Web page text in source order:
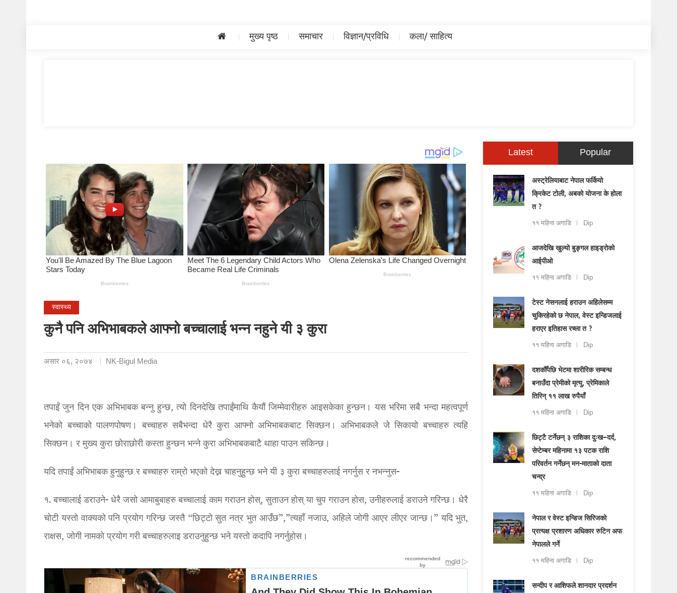
मुख्य पृष्ठ समाचार विज्ञान/प्रविधि कला/ साहित्य
स्वास्थ्य
कुनै पनि अभिभाबकले आफ्नो बच्चालाई भन्न नहुने यी ३ कुरा
असार ०६, २०७४ NK-Bigul Media
तपाईं जुन दिन एक अभिभाबक बन्नु हुन्छ, त्यो दिनदेखि तपाईंमाथि कैयौं जिम्मेवारीहरु आइसकेका हुन्छन। यस भरिमा सबै भन्दा महत्वपूर्ण
भनेको बच्चाको पालणपोषण। बच्चाहरु सबैभन्दा धेरै कुरा आफ्नो अभिभाबकबाट सिक्छन। अभिभाबकले जे सिकायो बच्चाहरु त्यहि
सिक्छन। र मुख्य कुरा छोराछोरी कस्ता हुन्छन भन्ने कुरा अभिभाबकबाटै थाहा पाउन सकिन्छ।
यदि तपाईं अभिभाबक हुनुहुन्छ र बच्चाहरु राम्रो भएको देख्न चाहनुहुन्छ भने यी ३ कुरा बच्चाहरुलाई नगर्नुस र नभन्नुस-
१. बच्चालाई डराउने- धेरै जसो आमाबुबाहरु बच्चालाई काम गराउन होस्, सुताउन होस् या चुप गराउन होस, उनीहरुलाई डराउने गरिन्छ। धेरै
चोटी यस्तो वाक्यको पनि प्रयोग गरिन्छ जस्तै “छिट्टो सुत नत्र भुत आउँछ”,”त्यहाँ नजाउ, अहिले जोगी आएर लीएर जान्छ।” यदि भुत,
राक्षस, जोगी नामको प्रयोग गरी बच्चाहरुलाइ डराउनुहुन्छ भने यस्तो कदापि नगर्नुहोस।
Latest Popular
अस्ट्रेलियाबाट नेपाल फर्कियो
क्रिकेट टोली, अबको योजना के होला
त ?
११ महिना अगाडि Dip
आजदेखि खुल्यो बुङ्गल हाइड्रोको
आईपीओ
११ महिना अगाडि Dip
टेस्ट नेसनलाई हराउन अहिलेसम्म
चुकिरहेको छ नेपाल, वेस्ट इन्डिजलाई
हराएर इतिहास रच्ला त ?
११ महिना अगाडि Dip
दशकौँपछि भेटमा शारीरिक सम्बन्ध
बनाउँदा प्रेमीको मृत्यु, प्रेमिकाले
तिरिन् ११ लाख रुपैयाँ
११ महिना अगाडि Dip
छिट्टै टर्नेछन् ३ राशिका दुःख–दर्द,
सेप्टेम्बर महिनामा १३ पटक राशि
परिवर्तन गर्नेछन् मन-माताको दाता
चन्द्र
११ महिना अगाडि Dip
नेपाल र वेस्ट इन्डिज सिरिजको
प्रत्यक्ष प्रशारण अधिकार रुटिन अफ
नेपालले गर्ने
११ महिना अगाडि Dip
सन्दीप र आशिफले शानदार प्रदर्शन